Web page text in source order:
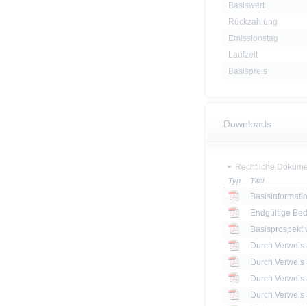
Basiswert
Rückzahlung
Emissionstag
Laufzeit
Basispreis
Downloads
Rechtliche
Typ Titel
Endgültige
Basisprospekt